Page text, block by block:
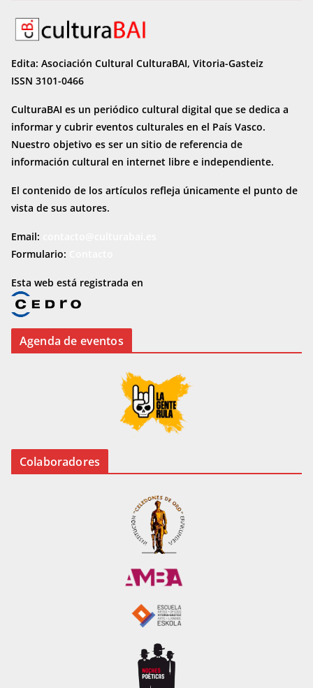
Edita: Asociación Cultural CulturaBAI, Vitoria-Gasteiz
ISSN 3101-0466
CulturaBAI es un periódico cultural digital que se dedica a
informar y cubrir eventos culturales en el País Vasco.
Nuestro objetivo es ser un sitio de referencia de
información cultural en internet libre e independiente.
El contenido de los artículos refleja únicamente el punto de
vista de sus autores.
Email:
Formulario:
Esta web está registrada en
Agenda de eventos
Colaboradores